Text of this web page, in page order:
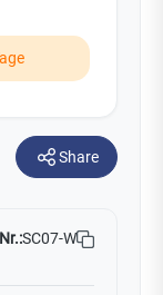
Share
SC07-W